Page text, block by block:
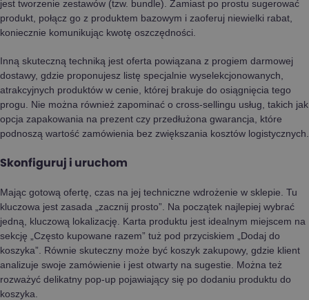
jest tworzenie zestawów (tzw. bundle). Zamiast po prostu sugerować
produkt, połącz go z produktem bazowym i zaoferuj niewielki rabat,
koniecznie komunikując kwotę oszczędności.
Inną skuteczną techniką jest oferta powiązana z progiem darmowej
dostawy, gdzie proponujesz listę specjalnie wyselekcjonowanych,
atrakcyjnych produktów w cenie, której brakuje do osiągnięcia tego
progu. Nie można również zapominać o cross-sellingu usług, takich jak
opcja zapakowania na prezent czy przedłużona gwarancja, które
podnoszą wartość zamówienia bez zwiększania kosztów logistycznych.
Skonfiguruj i uruchom
Mając gotową ofertę, czas na jej techniczne wdrożenie w sklepie. Tu
kluczowa jest zasada „zacznij prosto”. Na początek najlepiej wybrać
jedną, kluczową lokalizację. Karta produktu jest idealnym miejscem na
sekcję „Często kupowane razem” tuż pod przyciskiem „Dodaj do
koszyka”. Równie skuteczny może być koszyk zakupowy, gdzie klient
analizuje swoje zamówienie i jest otwarty na sugestie. Można też
rozważyć delikatny pop-up pojawiający się po dodaniu produktu do
koszyka.